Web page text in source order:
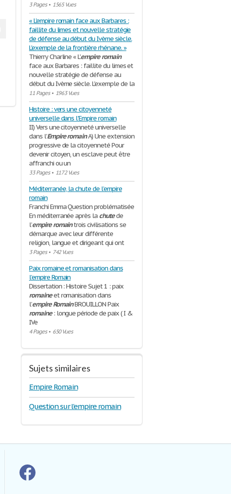
3 Pages• 1565 Vues
« L'empire romain face aux Barbares :
faillite du limes et nouvelle stratégie
de défense au début du Ivème siècle.
L'exemple de la frontière rhénane. »
Thierry Charline « L'empire romain
face aux Barbares : faillite du limes et
nouvelle stratégie de défense au
début du Ivème siècle. L'exemple de la
11 Pages• 1963 Vues
Histoire : vers une citoyenneté
universelle dans l'Empire romain
II) Vers une citoyenneté universelle
dans l'Empire romainA) Une extension
progressive de la citoyenneté Pour
devenir citoyen, un esclave peut être
affranchi ou un
33 Pages• 1172 Vues
Méditerranée, la chute de l’empire
romain
Franchi Emma Question problématisée
En méditerranée après la chutede
l’empire romaintrois civilisations se
démarque avec leur différente
religion, langue et dirigeant qui ont
3 Pages• 742 Vues
Paix romaine et romanisation dans
l’empire Romain
Dissertation : Histoire Sujet 1 : paix
romaineet romanisation dans
l’empire RomainBROUILLON Paix
romaine: longue période de paix ( I &
IVe
4 Pages• 650 Vues
Sujets similaires
Empire Romain
Question sur l'empire romain